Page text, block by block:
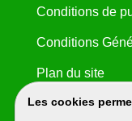
Les cookies
Conditions de
Conditions
Plan du site